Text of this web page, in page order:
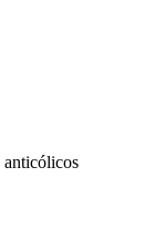
anticólicos